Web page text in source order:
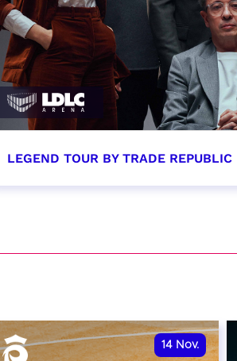
LEGEND TOUR BY TRADE REPUBLIC
14 Nov.